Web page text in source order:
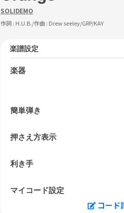
SOLIDEMO
作詞 : H.U.B./作曲 : Drew seeley/GRP/KAY
楽譜設定
楽器
簡単弾き
押さえ方表示
利き手
マイコード設定
コード